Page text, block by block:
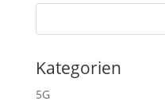
Kategorien
5G